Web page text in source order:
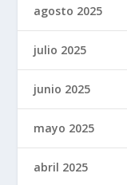
agosto 2025
julio 2025
junio 2025
mayo 2025
abril 2025